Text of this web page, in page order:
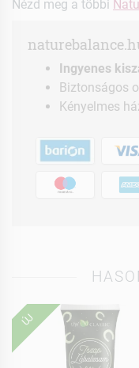
Nézd meg a többi
Ingyenes
Biztonságos
Kényelmes
ÚJ